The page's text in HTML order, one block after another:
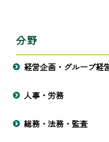
分野
経営企画・グループ経
人事・労務
総務・法務・監査